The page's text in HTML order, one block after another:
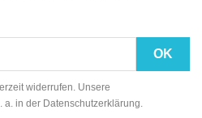
widerrufen. Unsere
in der Datenschutzerklärung.